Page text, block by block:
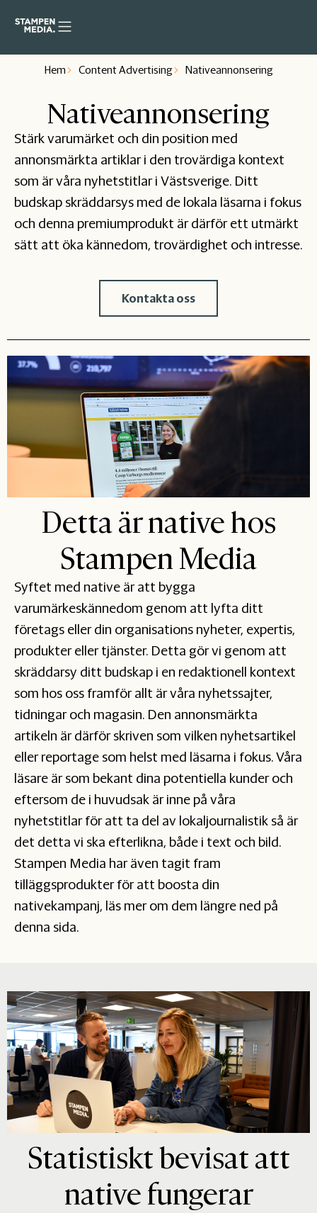
Hem Content Advertising Nativeannonsering
Nativeannonsering
Stärk varumärket och din position med
annonsmärkta artiklar i den trovärdiga kontext
som är våra nyhetstitlar i Västsverige. Ditt
budskap skräddarsys med de lokala läsarna i fokus
och denna premiumprodukt är därför ett utmärkt
sätt att öka kännedom, trovärdighet och intresse.
Kontakta oss
Detta är native hos
Stampen Media
Syftet med native är att bygga
varumärkeskännedom genom att lyfta ditt
företags eller din organisations nyheter, expertis,
produkter eller tjänster. Detta gör vi genom att
skräddarsy ditt budskap i en redaktionell kontext
som hos oss framför allt är våra nyhetssajter,
tidningar och magasin. Den annonsmärkta
artikeln är därför skriven som vilken nyhetsartikel
eller reportage som helst med läsarna i fokus. Våra
läsare är som bekant dina potentiella kunder och
eftersom de i huvudsak är inne på våra
nyhetstitlar för att ta del av lokaljournalistik så är
det detta vi ska efterlikna, både i text och bild.
Stampen Media har även tagit fram
tilläggsprodukter för att boosta din
nativekampanj, läs mer om dem längre ned på
denna sida.
Statistiskt bevisat att
native fungerar